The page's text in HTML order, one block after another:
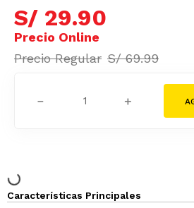
S/ 29.90
S/ 69.99
＋
－
Características Principales